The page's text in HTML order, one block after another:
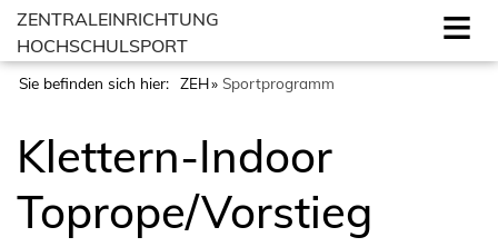
ZENTRALEINRICHTUNG
HOCHSCHULSPORT
Sie befinden sich hier: ZEH Sportprogramm
Klettern-Indoor
Toprope/Vorstieg